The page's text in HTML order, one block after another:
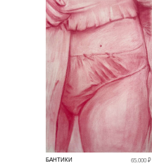
БАНТИКИ 65.000 ₽